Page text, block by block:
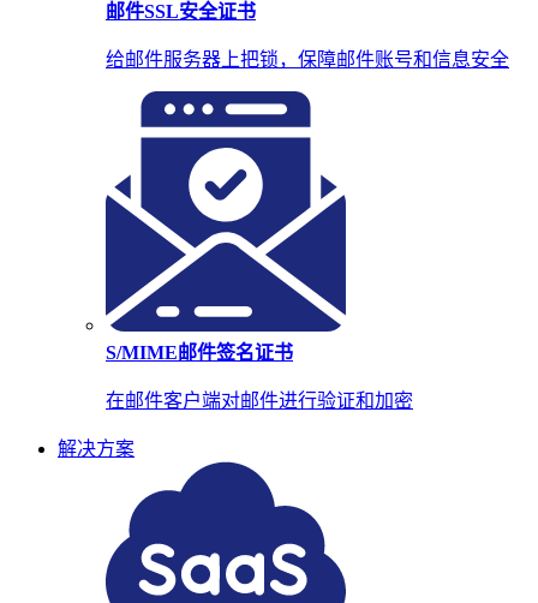
邮件SSL安全证书
给邮件服务器上把锁，保障邮件账号和信息安全
S/MIME邮件签名证书
在邮件客户端对邮件进行验证和加密
解决方案